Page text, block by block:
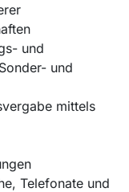
und
und
mittels
Telefonate und